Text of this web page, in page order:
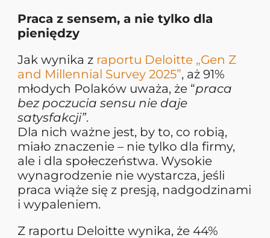
Praca z sensem, a nie tylko dla
pieniędzy
Jak wynika z raportu Deloitte „Gen Z
and Millennial Survey 2025”, aż 91%
młodych Polaków uważa, że “praca
bez poczucia sensu nie daje
satysfakcji”.
Dla nich ważne jest, by to, co robią,
miało znaczenie – nie tylko dla firmy,
ale i dla społeczeństwa. Wysokie
wynagrodzenie nie wystarcza, jeśli
praca wiąże się z presją, nadgodzinami
i wypaleniem.
Z raportu Deloitte wynika, że 44%